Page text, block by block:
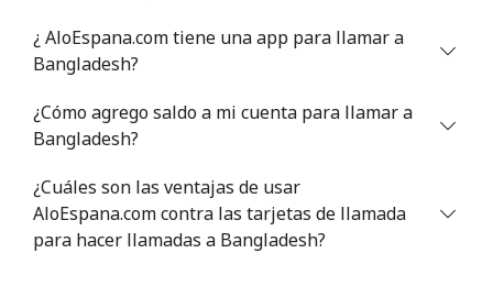
¿ AloEspana.com tiene una app para llamar a
Bangladesh?
¿Cómo agrego saldo a mi cuenta para llamar a
Bangladesh?
¿Cuáles son las ventajas de usar
AloEspana.com contra las tarjetas de llamada
para hacer llamadas a Bangladesh?